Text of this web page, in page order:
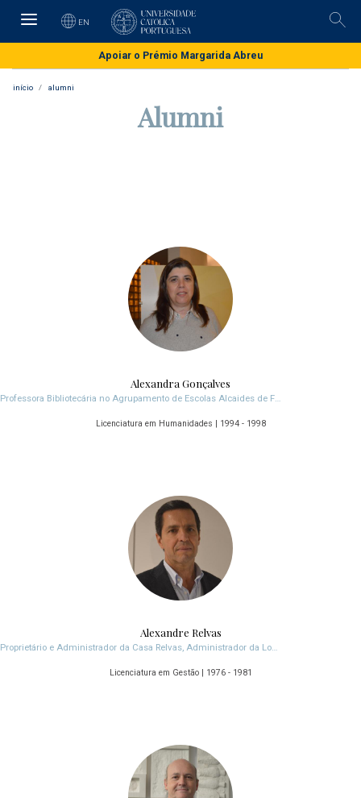
Skip
content
EN
Apoiar o Prémio Margarida Abreu
início alumni
Alumni
Alexandra Gonçalves
Licenciatura em Humanidades | 1994 - 1998
Alexandre Relvas
Proprietário e Administrador da Casa Relvas, Administrador da Logoplaste, Administrador da Norfin
Licenciatura em Gestão | 1976 - 1981